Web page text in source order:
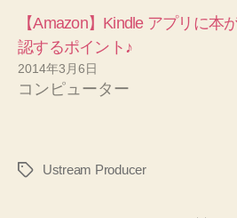
【Amazon】Kindle アプリに本
認するポイント♪
2014年3月6日
コンピューター
タ
Ustream Producer